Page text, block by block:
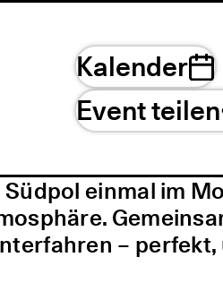
Kalender
Event teilen
einmal im
– perfekt,